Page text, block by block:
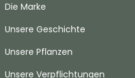
Die Marke
Unsere Geschichte
Unsere Pflanzen
Unsere Verpflichtungen